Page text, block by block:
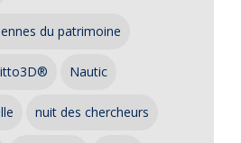
du patrimoine
Nautic
nuit des chercheurs